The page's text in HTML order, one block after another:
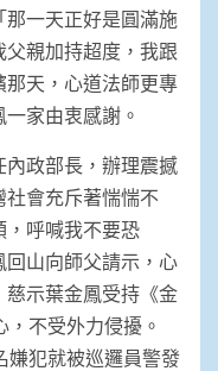
一天正好是圓滿施
親加持超度，我跟
天，心道法師更專
家由衷感謝。
政部長，辦理震撼
會充斥著惴惴不
，呼喊我不要恐
山向師父請示，心
示葉金鳳受持《金
不受外力侵擾。
嫌犯就被巡邏員警發